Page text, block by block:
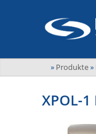
» Produkte»
XPOL-